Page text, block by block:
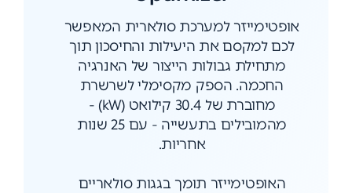
אופטימייזר למערכת סולארית המאפשר
לכם למקסם את היעילות והחיסכון תוך
מתחילת גבולות הייצור של האנרגיה
החכמה. הספק מקסימלי לשרשרת
מחוברת של 30.4 קילואט (kW) -
מהמובילים בתעשייה - עם 25 שנות
אחריות.
האופטימייזר תומך בגגות סולאריים